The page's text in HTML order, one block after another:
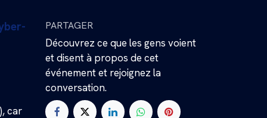
car
PARTAGER
Découvrez ce que les gens voient
et disent à propos de cet
événement et rejoignez la
conversation.